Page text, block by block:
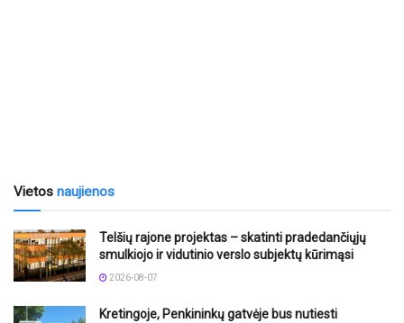
Vietos naujienos
Telšių rajone projektas – skatinti pradedančiųjų
smulkiojo ir vidutinio verslo subjektų kūrimąsi
2026-08-07
Kretingoje, Penkininkų gatvėje bus nutiesti